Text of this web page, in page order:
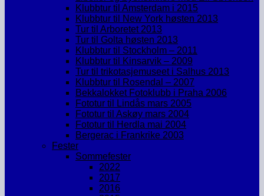
Klubbtur til Amsterdam i 2015
Klubbtur til New York høsten 2013
Tur til Arboretet 2013
Tur til Golta høsten 2013
Klubbtur til Stockholm – 2011
Klubbtur til Kinsarvik – 2009
Tur til trikotasjemuseet i Salhus 2013
Klubbtur til Rosendal – 2007
Bekkalokket Fotoklubb i Praha 2006
Fototur til Lindås mars 2005
Fototur til Askøy mars 2004
Fototur til Herdla mai 2004
Bergerac i Frankrike 2003
Fester
Sommefester
2022
2017
2016